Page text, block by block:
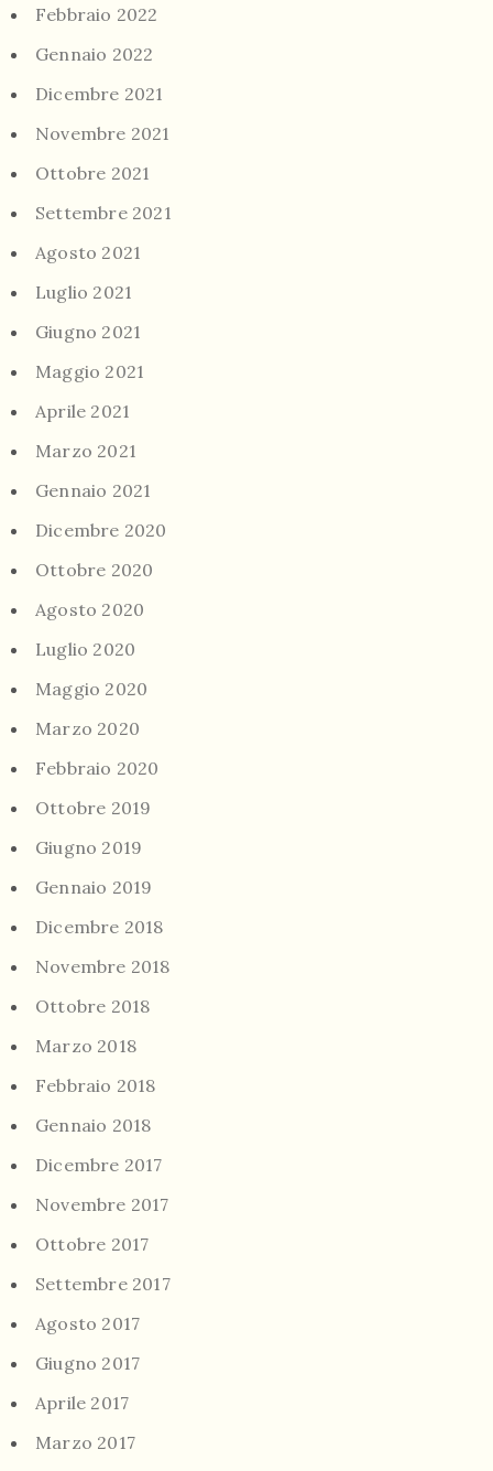
Febbraio 2022
Gennaio 2022
Dicembre 2021
Novembre 2021
Ottobre 2021
Settembre 2021
Agosto 2021
Luglio 2021
Giugno 2021
Maggio 2021
Aprile 2021
Marzo 2021
Gennaio 2021
Dicembre 2020
Ottobre 2020
Agosto 2020
Luglio 2020
Maggio 2020
Marzo 2020
Febbraio 2020
Ottobre 2019
Giugno 2019
Gennaio 2019
Dicembre 2018
Novembre 2018
Ottobre 2018
Marzo 2018
Febbraio 2018
Gennaio 2018
Dicembre 2017
Novembre 2017
Ottobre 2017
Settembre 2017
Agosto 2017
Giugno 2017
Aprile 2017
Marzo 2017